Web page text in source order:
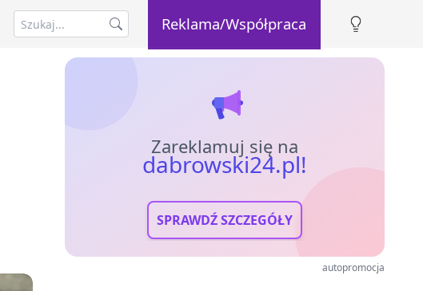
Reklama/Współpraca
Zareklamuj się na
dabrowski24.pl!
SPRAWDŹ SZCZEGÓŁY
autopromocja